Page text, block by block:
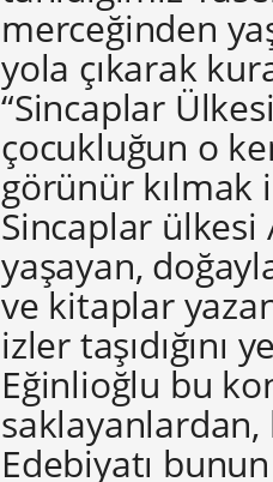
merceğinden
yola çıkarak
“Sincaplar
çocukluğun o
görünür kılmak
Sincaplar
yaşayan,
ve kitaplar
izler taşıdığını
Eğinlioğlu bu
Edebiyatı